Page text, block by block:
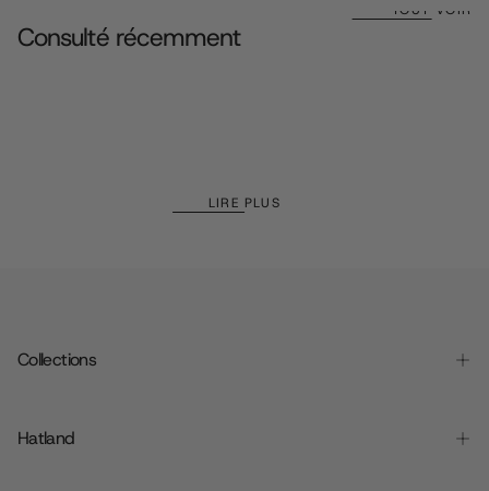
Consulté récemment
TOUT VOIR
LIRE PLUS
Collections
Hatland